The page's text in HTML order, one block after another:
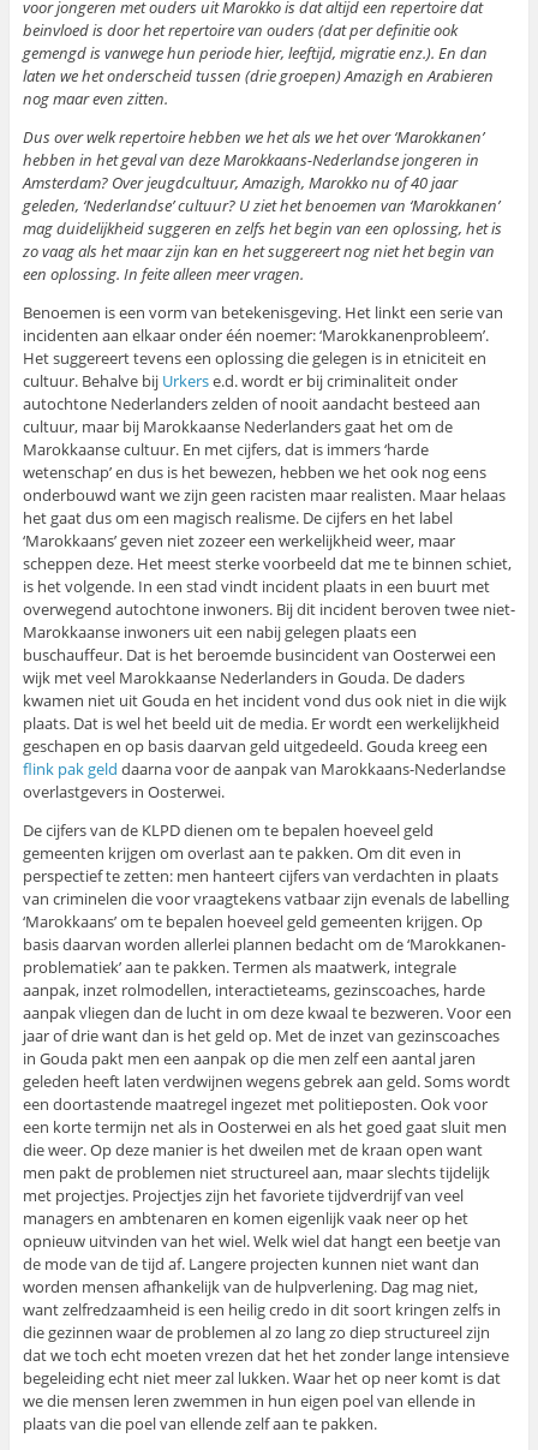
voor jongeren met ouders uit Marokko is dat altijd een repertoire dat
beinvloed is door het repertoire van ouders (dat per definitie ook
gemengd is vanwege hun periode hier, leeftijd, migratie enz.). En dan
laten we het onderscheid tussen (drie groepen) Amazigh en Arabieren
nog maar even zitten.
Dus over welk repertoire hebben we het als we het over ‘Marokkanen’
hebben in het geval van deze Marokkaans-Nederlandse jongeren in
Amsterdam? Over jeugdcultuur, Amazigh, Marokko nu of 40 jaar
geleden, ‘Nederlandse’ cultuur? U ziet het benoemen van ‘Marokkanen’
mag duidelijkheid suggeren en zelfs het begin van een oplossing, het is
zo vaag als het maar zijn kan en het suggereert nog niet het begin van
een oplossing. In feite alleen meer vragen.
Benoemen is een vorm van betekenisgeving. Het linkt een serie van
incidenten aan elkaar onder één noemer: ‘Marokkanenprobleem’.
Het suggereert tevens een oplossing die gelegen is in etniciteit en
cultuur. Behalve bij Urkerse.d. wordt er bij criminaliteit onder
autochtone Nederlanders zelden of nooit aandacht besteed aan
cultuur, maar bij Marokkaanse Nederlanders gaat het om de
Marokkaanse cultuur. En met cijfers, dat is immers ‘harde
wetenschap’ en dus is het bewezen, hebben we het ook nog eens
onderbouwd want we zijn geen racisten maar realisten. Maar helaas
het gaat dus om een magisch realisme. De cijfers en het label
‘Marokkaans’ geven niet zozeer een werkelijkheid weer, maar
scheppen deze. Het meest sterke voorbeeld dat me te binnen schiet,
is het volgende. In een stad vindt incident plaats in een buurt met
overwegend autochtone inwoners. Bij dit incident beroven twee niet-
Marokkaanse inwoners uit een nabij gelegen plaats een
buschauffeur. Dat is het beroemde busincident van Oosterwei een
wijk met veel Marokkaanse Nederlanders in Gouda. De daders
kwamen niet uit Gouda en het incident vond dus ook niet in die wijk
plaats. Dat is wel het beeld uit de media. Er wordt een werkelijkheid
geschapen en op basis daarvan geld uitgedeeld. Gouda kreeg een
flink pak geld daarna voor de aanpak van Marokkaans-Nederlandse
overlastgevers in Oosterwei.
De cijfers van de KLPD dienen om te bepalen hoeveel geld
gemeenten krijgen om overlast aan te pakken. Om dit even in
perspectief te zetten: men hanteert cijfers van verdachten in plaats
van criminelen die voor vraagtekens vatbaar zijn evenals de labelling
‘Marokkaans’ om te bepalen hoeveel geld gemeenten krijgen. Op
basis daarvan worden allerlei plannen bedacht om de ‘Marokkanen-
problematiek’ aan te pakken. Termen als maatwerk, integrale
aanpak, inzet rolmodellen, interactieteams, gezinscoaches, harde
aanpak vliegen dan de lucht in om deze kwaal te bezweren. Voor een
jaar of drie want dan is het geld op. Met de inzet van gezinscoaches
in Gouda pakt men een aanpak op die men zelf een aantal jaren
geleden heeft laten verdwijnen wegens gebrek aan geld. Soms wordt
een doortastende maatregel ingezet met politieposten. Ook voor
een korte termijn net als in Oosterwei en als het goed gaat sluit men
die weer. Op deze manier is het dweilen met de kraan open want
men pakt de problemen niet structureel aan, maar slechts tijdelijk
met projectjes. Projectjes zijn het favoriete tijdverdrijf van veel
managers en ambtenaren en komen eigenlijk vaak neer op het
opnieuw uitvinden van het wiel. Welk wiel dat hangt een beetje van
de mode van de tijd af. Langere projecten kunnen niet want dan
worden mensen afhankelijk van de hulpverlening. Dag mag niet,
want zelfredzaamheid is een heilig credo in dit soort kringen zelfs in
die gezinnen waar de problemen al zo lang zo diep structureel zijn
dat we toch echt moeten vrezen dat het het zonder lange intensieve
begeleiding echt niet meer zal lukken. Waar het op neer komt is dat
we die mensen leren zwemmen in hun eigen poel van ellende in
plaats van die poel van ellende zelf aan te pakken.